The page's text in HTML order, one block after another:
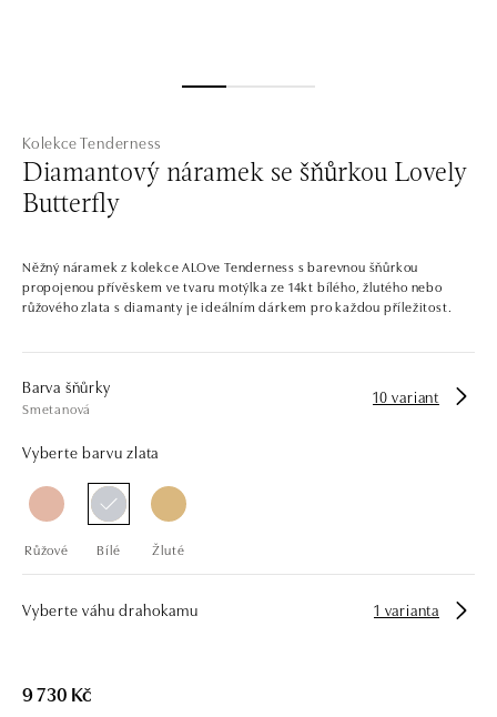
Kolekce Tenderness
Diamantový náramek se šňůrkou Lovely
Butterfly
Něžný náramek z kolekce ALOve Tenderness s barevnou šňůrkou
propojenou přívěskem ve tvaru motýlka ze 14kt bílého, žlutého nebo
růžového zlata s diamanty je ideálním dárkem pro každou příležitost.
Barva šňůrky
Smetanová
10 variant
Vyberte barvu zlata
Růžové Bílé Žluté
Vyberte váhu drahokamu 1 varianta
9 730 Kč